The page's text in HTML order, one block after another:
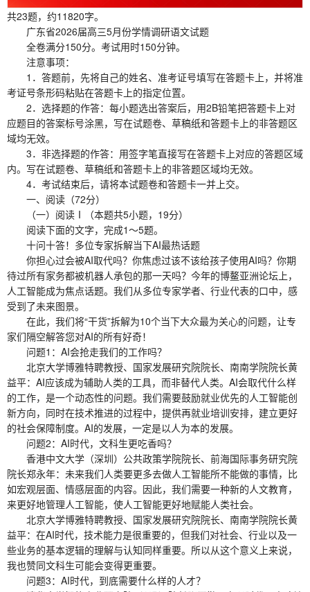
共23题，约11820字。
广东省2026届高三5月份学情调研语文试题
全卷满分150分。考试用时150分钟。
注意事项：
1．答题前，先将自己的姓名、准考证号填写在答题卡上，并将准
考证号条形码粘贴在答题卡上的指定位置。
2．选择题的作答：每小题选出答案后，用2B铅笔把答题卡上对
应题目的答案标号涂黑，写在试题卷、草稿纸和答题卡上的非答题区
域均无效。
3．非选择题的作答：用签字笔直接写在答题卡上对应的答题区域
内。写在试题卷、草稿纸和答题卡上的非答题区域均无效。
4．考试结束后，请将本试题卷和答题卡一并上交。
一、阅读（72分）
（一）阅读Ⅰ（本题共5小题，19分）
阅读下面的文字，完成1～5题。
十问十答！多位专家拆解当下AI最热话题
你担心过会被AI取代吗？你焦虑过该不该给孩子使用AI吗？你期
待过所有家务都被机器人承包的那一天吗？今年的博鳌亚洲论坛上，
人工智能成为焦点话题。我们从多位专家学者、行业代表的口中，感
受到了未来图景。
在此，我们将“干货”拆解为10个当下大众最为关心的问题，让专
家们隔空解答您对AI的所有好奇！
问题1：AI会抢走我们的工作吗？
北京大学博雅特聘教授、国家发展研究院院长、南南学院院长黄
益平：AI应该成为辅助人类的工具，而非替代人类。AI会取代什么样
的工作，是一个动态性的问题。我们需要鼓励就业优先的人工智能创
新方向，同时在技术推进的过程中，提供再就业培训安排，建立更好
的社会保障制度。AI的发展，一定是以人为本的发展。
问题2：AI时代，文科生更吃香吗？
香港中文大学（深圳）公共政策学院院长、前海国际事务研究院
院长郑永年：未来我们人类要更多去做人工智能所不能做的事情，比
如宏观层面、情感层面的内容。因此，我们需要一种新的人文教育，
来更好地管理人工智能，使人工智能更好地赋能人类社会。
北京大学博雅特聘教授、国家发展研究院院长、南南学院院长黄
益平：在AI时代，技术能力是很重要的，但我们对社会、行业以及一
些业务的基本逻辑的理解与认知同样重要。所以从这个意义上来说，
我也赞同文科生可能会变得更重要。
问题3：AI时代，到底需要什么样的人才？